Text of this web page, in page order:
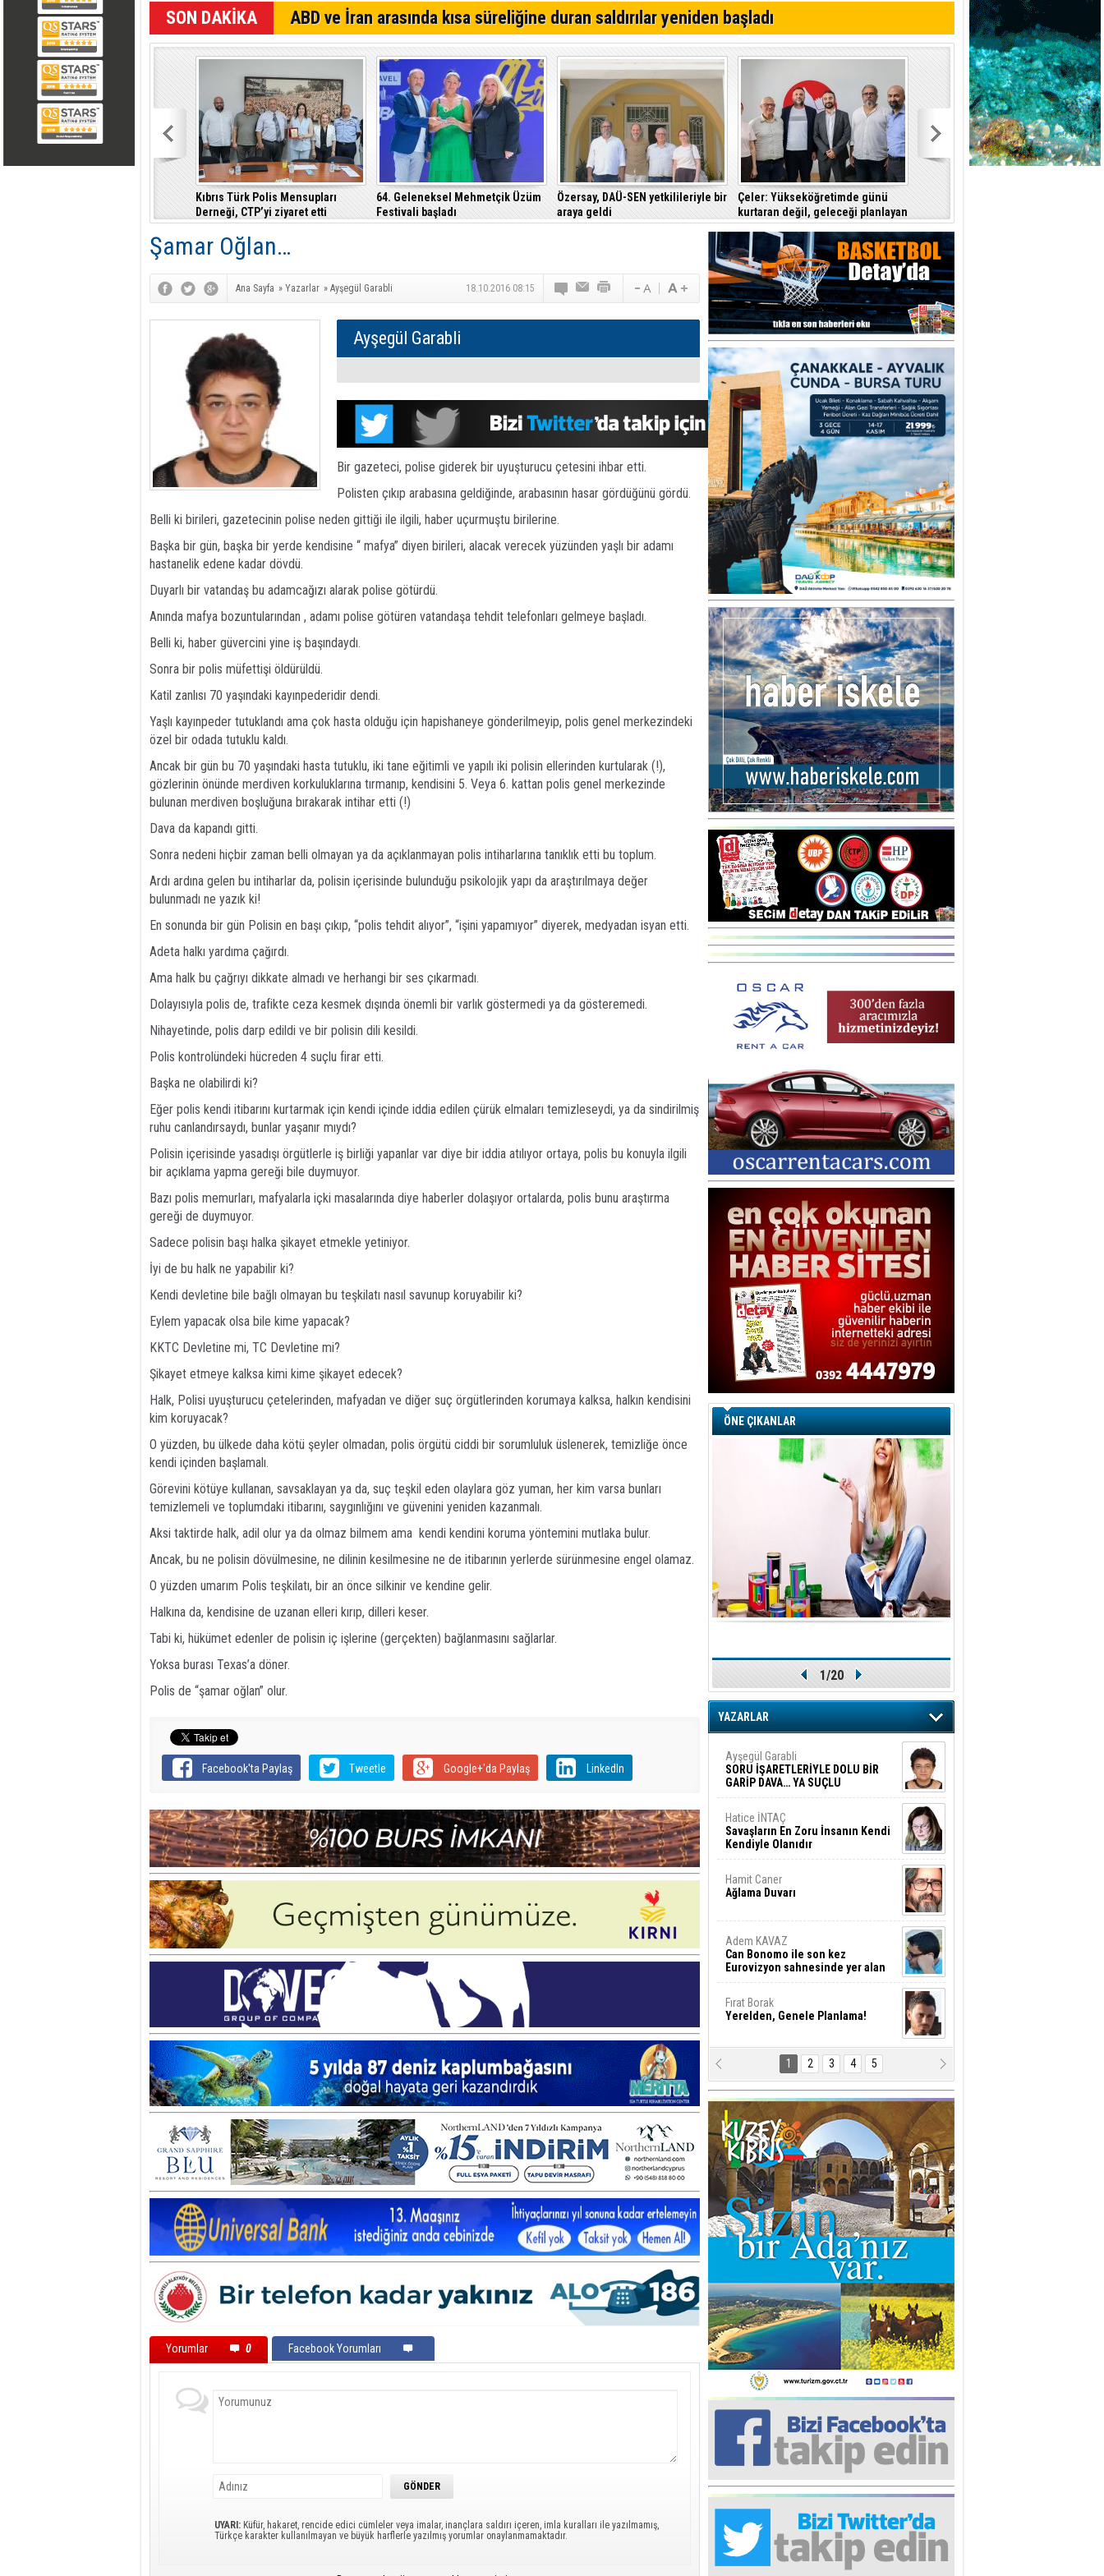
Akay Cemal yazdı... Trump; İran üzerinden, Guterres de Kıbrıs
üzerinden başarı öyküsü istiyor
Erçakıca yazdı... Halkta CTP vekilleri bakan olmak derdine düştüklerine
dair bir izlenim var
SON DAKİKA ABD ve İran arasında kısa süreliğine duran saldırılar yeniden başladı
Kıbrıs Türk Polis Mensupları
Derneği, CTP’yi ziyaret etti
64. Geleneksel Mehmetçik Üzüm
Festivali başladı
Özersay, DAÜ-SEN yetkilileriyle bir
araya geldi
Çeler: Yükseköğretimde günü
kurtaran değil, geleceği planlayan
politikalara ihtiyaç var
Şamar Oğlan…
Ana Sayfa » Yazarlar » Ayşegül Garabli 18.10.2016 08:15
Ayşegül Garabli
Bir gazeteci, polise giderek bir uyuşturucu çetesini ihbar etti.
Polisten çıkıp arabasına geldiğinde, arabasının hasar gördüğünü gördü.
Belli ki birileri, gazetecinin polise neden gittiği ile ilgili, haber uçurmuştu birilerine.
Başka bir gün, başka bir yerde kendisine “ mafya” diyen birileri, alacak verecek yüzünden yaşlı bir adamı
hastanelik edene kadar dövdü.
Duyarlı bir vatandaş bu adamcağızı alarak polise götürdü.
Anında mafya bozuntularından , adamı polise götüren vatandaşa tehdit telefonları gelmeye başladı.
Belli ki, haber güvercini yine iş başındaydı.
Sonra bir polis müfettişi öldürüldü.
Katil zanlısı 70 yaşındaki kayınpederidir dendi.
Yaşlı kayınpeder tutuklandı ama çok hasta olduğu için hapishaneye gönderilmeyip, polis genel merkezindeki
özel bir odada tutuklu kaldı.
Ancak bir gün bu 70 yaşındaki hasta tutuklu, iki tane eğitimli ve yapılı iki polisin ellerinden kurtularak (!),
gözlerinin önünde merdiven korkuluklarına tırmanıp, kendisini 5. Veya 6. kattan polis genel merkezinde
bulunan merdiven boşluğuna bırakarak intihar etti (!)
Dava da kapandı gitti.
Sonra nedeni hiçbir zaman belli olmayan ya da açıklanmayan polis intiharlarına tanıklık etti bu toplum.
Ardı ardına gelen bu intiharlar da, polisin içerisinde bulunduğu psikolojik yapı da araştırılmaya değer
bulunmadı ne yazık ki!
En sonunda bir gün Polisin en başı çıkıp, “polis tehdit alıyor”, “işini yapamıyor” diyerek, medyadan isyan etti.
Adeta halkı yardıma çağırdı.
Ama halk bu çağrıyı dikkate almadı ve herhangi bir ses çıkarmadı.
Dolayısıyla polis de, trafikte ceza kesmek dışında önemli bir varlık göstermedi ya da gösteremedi.
Nihayetinde, polis darp edildi ve bir polisin dili kesildi.
Polis kontrolündeki hücreden 4 suçlu firar etti.
Başka ne olabilirdi ki?
Eğer polis kendi itibarını kurtarmak için kendi içinde iddia edilen çürük elmaları temizleseydi, ya da sindirilmiş
ruhu canlandırsaydı, bunlar yaşanır mıydı?
Polisin içerisinde yasadışı örgütlerle iş birliği yapanlar var diye bir iddia atılıyor ortaya, polis bu konuyla ilgili
bir açıklama yapma gereği bile duymuyor.
Bazı polis memurları, mafyalarla içki masalarında diye haberler dolaşıyor ortalarda, polis bunu araştırma
gereği de duymuyor.
Sadece polisin başı halka şikayet etmekle yetiniyor.
İyi de bu halk ne yapabilir ki?
Kendi devletine bile bağlı olmayan bu teşkilatı nasıl savunup koruyabilir ki?
Eylem yapacak olsa bile kime yapacak?
KKTC Devletine mi, TC Devletine mi?
Şikayet etmeye kalksa kimi kime şikayet edecek?
Halk, Polisi uyuşturucu çetelerinden, mafyadan ve diğer suç örgütlerinden korumaya kalksa, halkın kendisini
kim koruyacak?
O yüzden, bu ülkede daha kötü şeyler olmadan, polis örgütü ciddi bir sorumluluk üslenerek, temizliğe önce
kendi içinden başlamalı.
Görevini kötüye kullanan, savsaklayan ya da, suç teşkil eden olaylara göz yuman, her kim varsa bunları
temizlemeli ve toplumdaki itibarını, saygınlığını ve güvenini yeniden kazanmalı.
Aksi taktirde halk, adil olur ya da olmaz bilmem ama kendi kendini koruma yöntemini mutlaka bulur.
Ancak, bu ne polisin dövülmesine, ne dilinin kesilmesine ne de itibarının yerlerde sürünmesine engel olamaz.
O yüzden umarım Polis teşkilatı, bir an önce silkinir ve kendine gelir.
Halkına da, kendisine de uzanan elleri kırıp, dilleri keser.
Tabi ki, hükümet edenler de polisin iç işlerine (gerçekten) bağlanmasını sağlarlar.
Yoksa burası Texas’a döner.
Polis de “şamar oğlan” olur.
Facebook'ta Paylaş Tweetle Google+'da Paylaş LinkedIn
Yorumlar 0 Facebook Yorumları
UYARI: Küfür, hakaret, rencide edici cümleler veya imalar, inançlara saldırı içeren, imla kuralları ile yazılmamış,
Türkçe karakter kullanılmayan ve büyük harflerle yazılmış yorumlar onaylanmamaktadır.
ÖNE ÇIKANLAR
1/20
YAZARLAR
Ayşegül Garabli
SORU İŞARETLERİYLE DOLU BİR
GARİP DAVA… YA SUÇLU
DEĞİLSE???
Hatice İNTAÇ
Savaşların En Zoru İnsanın Kendi
Kendiyle Olanıdır
Hamit Caner
Ağlama Duvarı
Adem KAVAZ
Can Bonomo ile son kez
Eurovizyon sahnesinde yer alan
Türkiye 10 yıl aradan sonra
Fırat Borak
Yerelden, Genele Planlama!
Erkut YILMABAŞAR
Bayrak tartışmaları ve ihalesiz
işler!
Arif Alasya
2015 SONRASI VE AKINCI.
Fatma Baysal
SURLAR İÇİ’NDE KOLAYDIR ÖLMEK
Ediz TUNCEL
Göz göre göre…
Taner ULUTAŞ
İnşallah St. Lois ile Hakkaido
Adası gibi olmayız !...
Ali KİŞMİR
FIRSAT VE KORKU
Turgut ÇALICI
İki Lakırdı da benden!
Yrd. Doç. Ercan HOŞKARA
Yatırım Yapmazsan Var Olamazsın:
Hedefteki Kurum Kıb-Tek
Rana Sarro
Başıma gelen skandal olayı
1 2 3 4 5